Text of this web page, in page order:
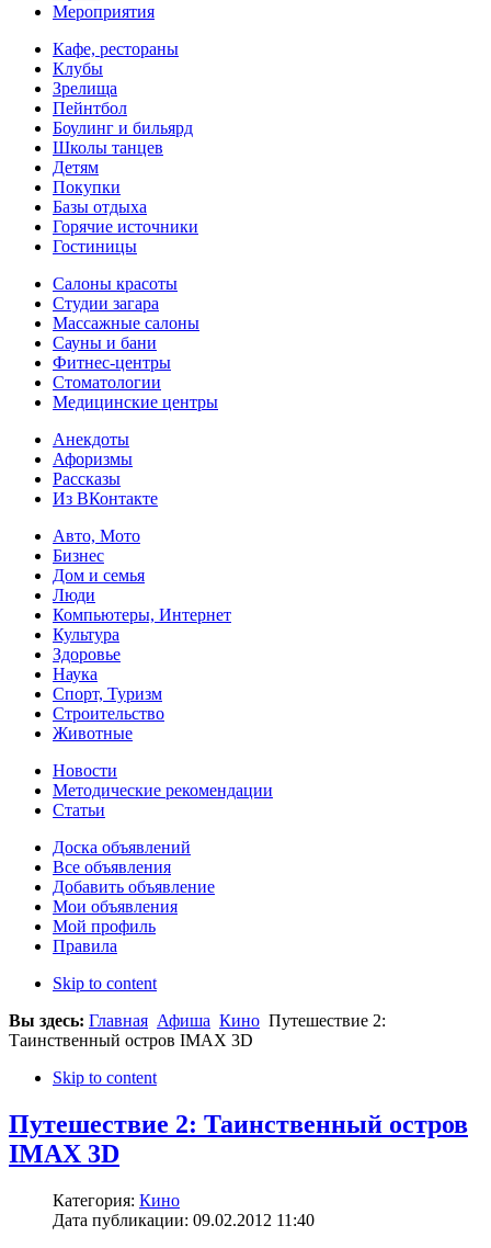
Мероприятия
Кафе, рестораны
Клубы
Зрелища
Пейнтбол
Боулинг и бильярд
Школы танцев
Детям
Покупки
Базы отдыха
Горячие источники
Гостиницы
Салоны красоты
Студии загара
Массажные салоны
Сауны и бани
Фитнес-центры
Стоматологии
Медицинские центры
Анекдоты
Афоризмы
Рассказы
Из ВКонтакте
Авто, Мото
Бизнес
Дом и семья
Люди
Компьютеры, Интернет
Культура
Здоровье
Наука
Спорт, Туризм
Строительство
Животные
Новости
Методические рекомендации
Статьи
Доска объявлений
Все объявления
Добавить объявление
Мои объявления
Мой профиль
Правила
Skip to content
Вы здесь: Главная Афиша Кино Путешествие 2:
Таинственный остров IMAX 3D
Skip to content
Путешествие 2: Таинственный остров
IMAX 3D
Категория: Кино
Дата публикации: 09.02.2012 11:40